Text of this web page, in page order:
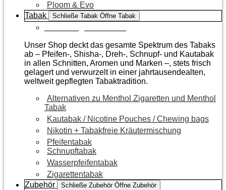
Ploom & Evo
Tabak
Schließe Tabak Öffne Tabak
Unser Shop deckt das gesamte Spektrum des Tabaks
ab – Pfeifen-, Shisha-, Dreh-, Schnupf- und Kautabak
in allen Schnitten, Aromen und Marken –, stets frisch
gelagert und verwurzelt in einer jahrtausendealten,
weltweit gepflegten Tabaktradition.
Alternativen zu Menthol Zigaretten und Menthol
Tabak
Kautabak / Nicotine Pouches / Chewing bags
Nikotin + Tabakfreie Kräutermischung
Pfeifentabak
Schnupftabak
Wasserpfeifentabak
Zigarettentabak
Zubehör
Schließe Zubehör Öffne Zubehör